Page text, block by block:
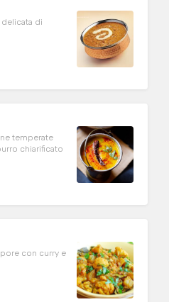
di
temperate
chiarificato
con curry e